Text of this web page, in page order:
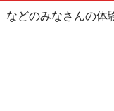
どのみなさんの体